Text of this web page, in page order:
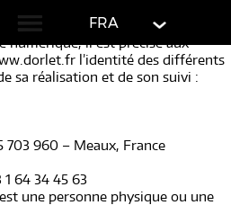
FRA
English
légales
n° 2004-575 du 21 juin 2004 pour
numérique, il est précisé aux
l’identité des différents
sa réalisation et de son suivi :
703 960 – Meaux, France
1 64 34 45 63
une personne physique ou une